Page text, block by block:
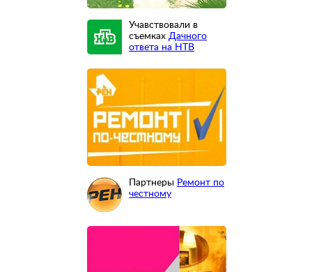
Учавствовали в
съемках Дачного
ответа на НТВ
Партнеры Ремонт по
честному